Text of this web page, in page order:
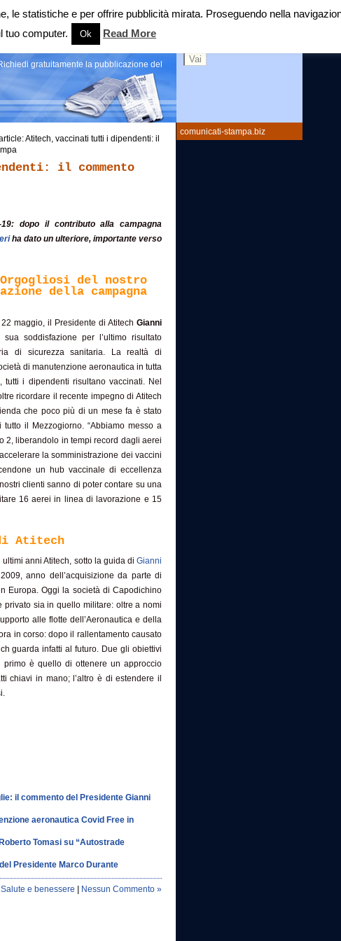
comunicati-stampa.biz
gratuitamente la pubblicazione del
Atitech, vaccinati tutti i dipendenti: il
il commento
dopo il contributo alla campagna
ha dato un ulteriore, importante verso
del nostro
della campagna
maggio, il Presidente di Atitech Gianni
soddisfazione per l’ultimo risultato
di sicurezza sanitaria. La realtà di
di manutenzione aeronautica in tutta
i dipendenti risultano vaccinati. Nel
ricordare il recente impegno di Atitech
che poco più di un mese fa è stato
il Mezzogiorno. “Abbiamo messo a
2, liberandolo in tempi record dagli aerei
la somministrazione dei vaccini
un hub vaccinale di eccellenza
clienti sanno di poter contare su una
16 aerei in linea di lavorazione e 15
Atitech
anni Atitech, sotto la guida di Gianni
anno dell’acquisizione da parte di
Europa. Oggi la società di Capodichino
sia in quello militare: oltre a nomi
alle flotte dell’Aeronautica e della
in corso: dopo il rallentamento causato
guarda infatti al futuro. Due gli obiettivi
primo è quello di ottenere un approccio
chiavi in mano; l’altro è di estendere il
il commento del Presidente Gianni
aeronautica Covid Free in
Tomasi su “Autostrade
Presidente Marco Durante
Salute e benessere Nessun Commento »
statistiche e per offrire pubblicità mirata. Proseguendo nella
tuo computer.
Ok Read More